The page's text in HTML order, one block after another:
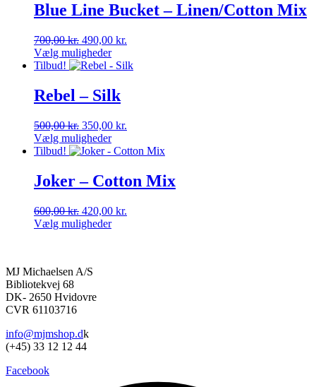
Blue Line Bucket – Linen/Cotton Mix
700,00kr. Den
oprindelige
pris
700,00 kr..
490,00 kr.
pris
Vælg muligheder
Dette
har
flere
Mulighederne
kan
vælges
varesiden
Tilbud!
Rebel – Silk
500,00kr. Den
oprindelige
pris
500,00 kr..
350,00 kr.
pris
350,00 kr..
Vælg muligheder
Dette
har
flere
Mulighederne
kan
Tilbud!
Joker – Cotton Mix
600,00kr. Den
oprindelige
420,00 kr.
Vælg muligheder
flere
varianter.
Mulighederne
kan
på
varesiden
MJ Michaelsen A/S
Bibliotekvej 68
DK- 2650 Hvidovre
CVR 61103716
info@mjmshop.dk
(+45) 33 12 12 44
Facebook